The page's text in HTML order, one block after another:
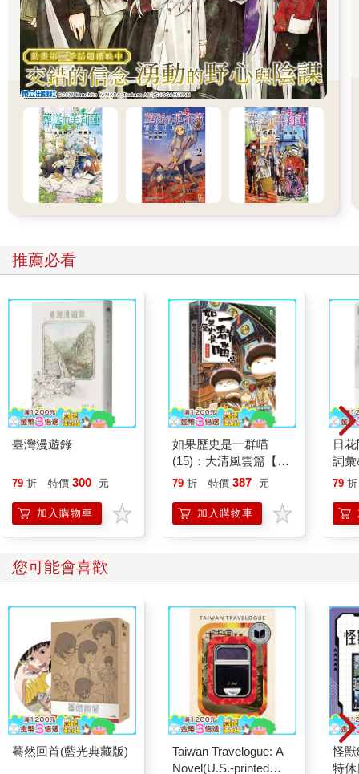
推薦必看
臺灣漫遊錄
79 折 特價 300 元
加入購物車
如果歷史是一群喵
(15)：大清風雲篇【萌
貓漫畫學歷史】
79 折 特價 387 元
加入購物車
日
詞
79 折
您可能會喜歡
驀然回首(藍光典藏版)
Taiwan Travelogue: A
Novel(U.S.-printed
怪獸
特